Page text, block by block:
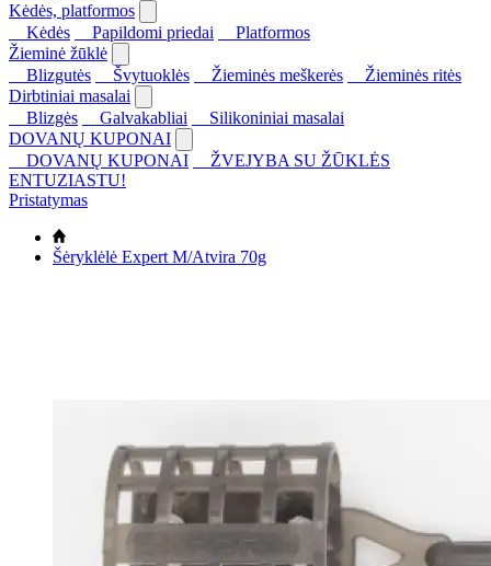
Kėdės, platformos
Kėdės
Papildomi priedai
Platformos
Žieminė žūklė
Blizgutės
Švytuoklės Žieminės meškerės
Žieminės ritės
Dirbtiniai masalai
Blizgės
Galvakabliai
Silikoniniai masalai
DOVANŲ KUPONAI
DOVANŲ KUPONAI
ŽVEJYBA SU ŽŪKLĖS
ENTUZIASTU!
Pristatymas
Šėryklėlė Expert M/Atvira 70g